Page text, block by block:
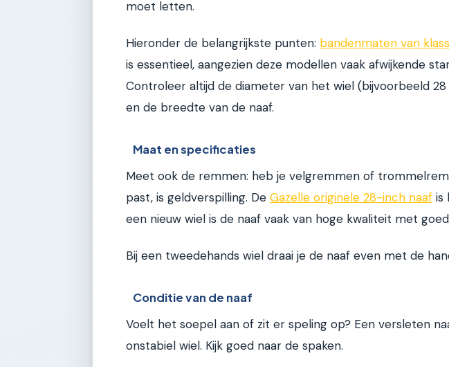
moet letten.
Hieronder de belangrijkste punten: bandenmaten van
is essentieel, aangezien deze modellen vaak afwijkende
Controleer altijd de diameter van het wiel (bijvoorbeeld
en de breedte van de naaf.
Maat en specificaties
Meet ook de remmen: heb je velgremmen of
past, is geldverspilling. De Gazelle originele 28-inch naaf is
een nieuw wiel is de naaf vaak van hoge kwaliteit met
Bij een tweedehands wiel draai je de naaf even met de
Conditie van de naaf
Voelt het soepel aan of zit er speling op? Een versleten
onstabiel wiel. Kijk goed naar de spaken.